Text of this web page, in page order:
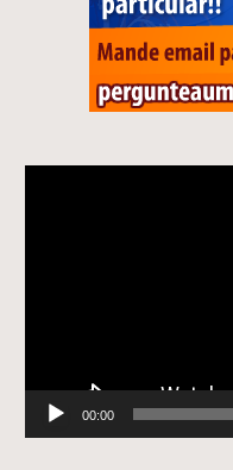
00:00